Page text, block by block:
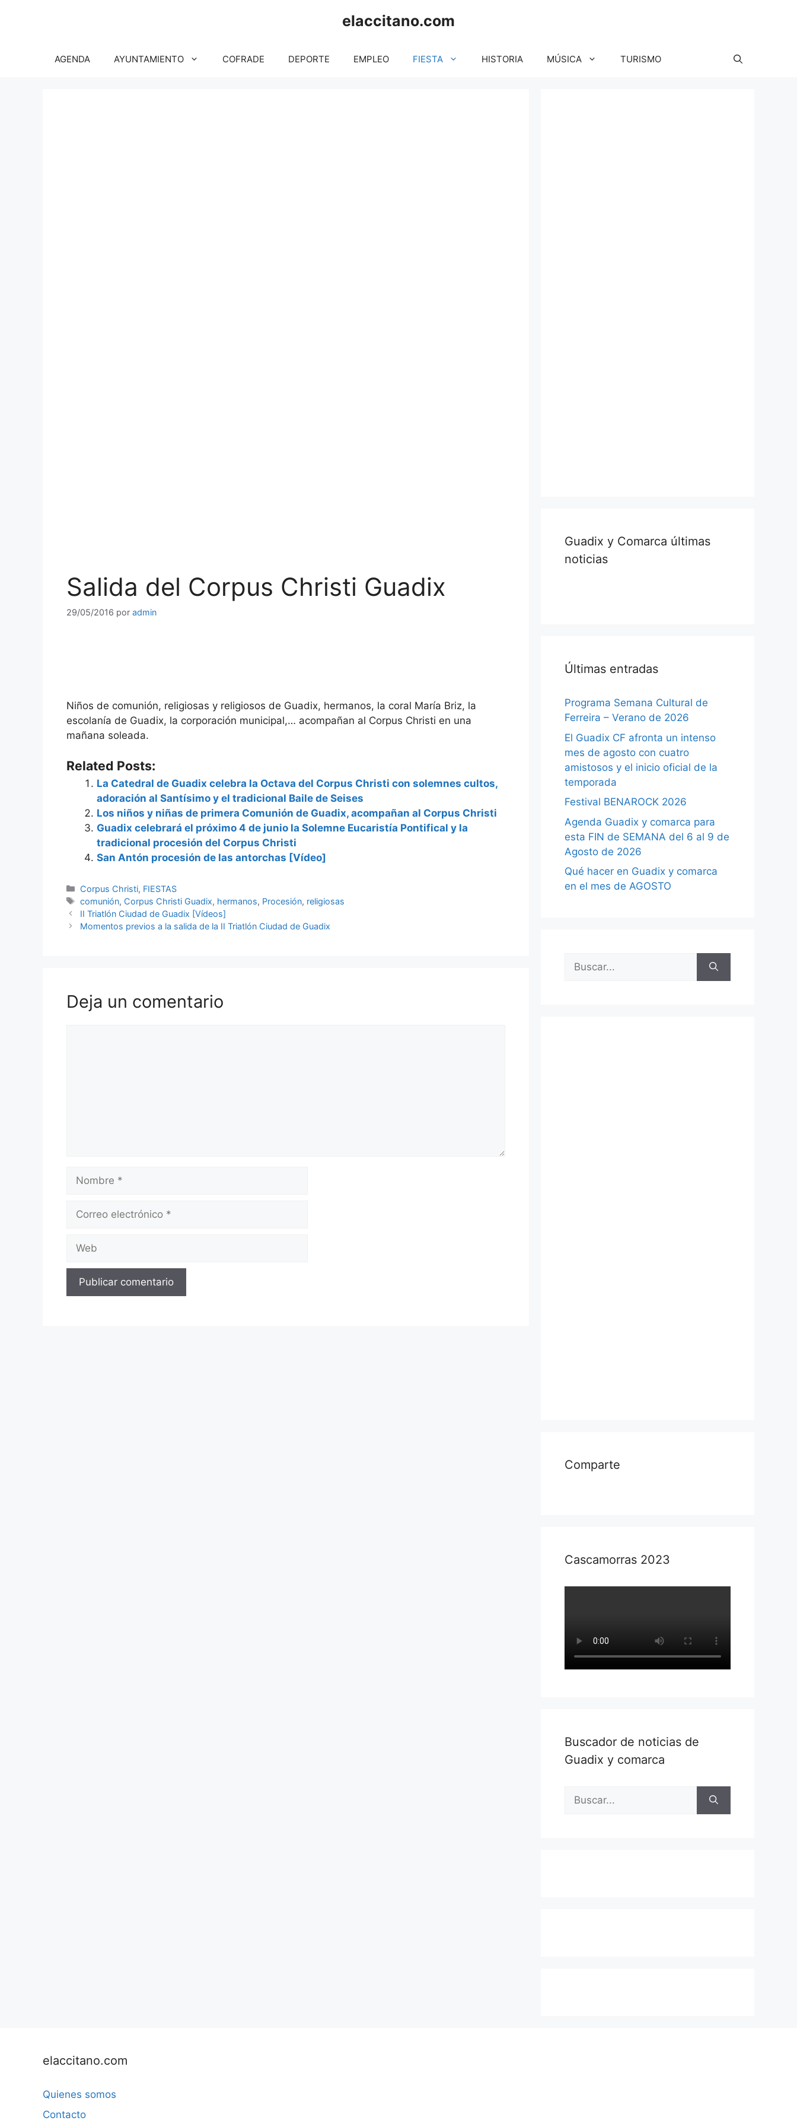
elaccitano.com
AGENDA AYUNTAMIENTO COFRADE DEPORTE EMPLEO FIESTA HISTORIA MÚSICA TURISMO
Salida del Corpus Christi Guadix
29/05/2016 por admin
Niños de comunión, religiosas y religiosos de Guadix, hermanos, la coral María Briz, la
escolanía de Guadix, la corporación municipal,… acompañan al Corpus Christi en una
mañana soleada.
Related Posts:
La Catedral de Guadix celebra la Octava del Corpus Christi con solemnes cultos,
adoración al Santísimo y el tradicional Baile de Seises
Los niños y niñas de primera Comunión de Guadix, acompañan al Corpus Christi
Guadix celebrará el próximo 4 de junio la Solemne Eucaristía Pontifical y la
tradicional procesión del Corpus Christi
San Antón procesión de las antorchas [Vídeo]
Categorías
Corpus Christi, FIESTAS
Etiquetas
comunión, Corpus Christi Guadix, hermanos, Procesión, religiosas
II Triatlón Ciudad de Guadix [Vídeos]
Momentos previos a la salida de la II Triatlón Ciudad de Guadix
Deja un comentario
electrónico
Guadix y Comarca últimas
noticias
Últimas entradas
Programa Semana Cultural de
Ferreira – Verano de 2026
El Guadix CF afronta un intenso
mes de agosto con cuatro
amistosos y el inicio oficial de la
temporada
Festival BENAROCK 2026
Agenda Guadix y comarca para
esta FIN de SEMANA del 6 al 9 de
Agosto de 2026
Qué hacer en Guadix y comarca
en el mes de AGOSTO
Buscar:
Comparte
Cascamorras 2023
Buscador de noticias de
Guadix y comarca
Buscar:
elaccitano.com
Quienes somos
Contacto